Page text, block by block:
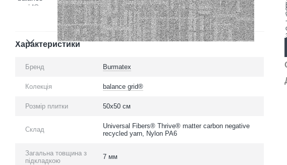
Характеристики
Бренд Burmatex
Колекція balance grid®
Розмір плитки 50х50 см
Склад
Universal Fibers® Thrive® matter carbon negative
recycled yarn, Nylon PA6
Загальна товщина з
підкладкою
7 мм